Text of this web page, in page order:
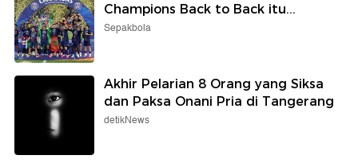
Champions Back to Back itu...
Sepakbola
Akhir Pelarian 8 Orang yang Siksa
dan Paksa Onani Pria di Tangerang
detikNews